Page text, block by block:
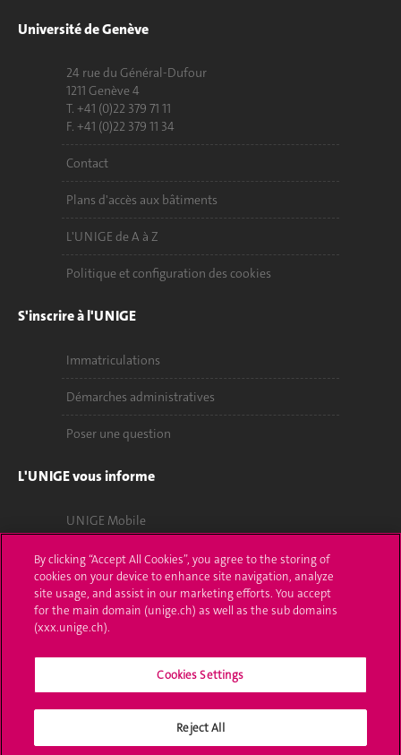
Université de Genève
24 rue du Général-Dufour
1211 Genève 4
T. +41 (0)22 379 71 11
F. +41 (0)22 379 11 34
Contact
Plans d'accès aux bâtiments
L'UNIGE de A à Z
Politique et configuration des cookies
S'inscrire à l'UNIGE
Immatriculations
Démarches administratives
Poser une question
L'UNIGE vous informe
UNIGE Mobile
Médias
Offres d'emploi
Bibliothèque
Calendrier académique
Médias sociaux UNIGE
By clicking “Accept All Cookies”, you agree to the storing of
cookies on your device to enhance site navigation, analyze
site usage, and assist in our marketing efforts. You accept
for the main domain (unige.ch) as well as the sub domains
(xxx.unige.ch).
Cookies Settings
Reject All